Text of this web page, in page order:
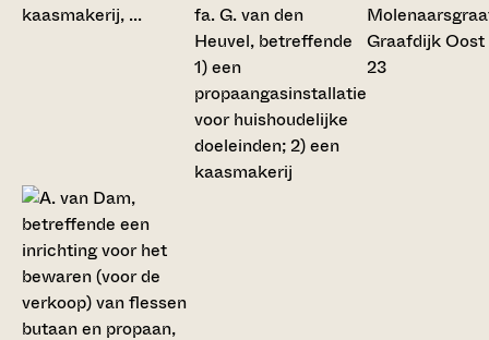
fa. G. van den
Heuvel, betreffende
1) een
propaangasinstallatie
voor huishoudelijke
doeleinden; 2) een
kaasmakerij
Graafdijk Oost
23